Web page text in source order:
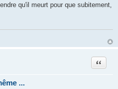
qu'il meurt pour que subitement,
...
Citer